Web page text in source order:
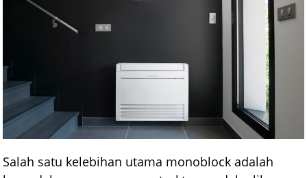
Salah satu kelebihan utama monoblock adalah